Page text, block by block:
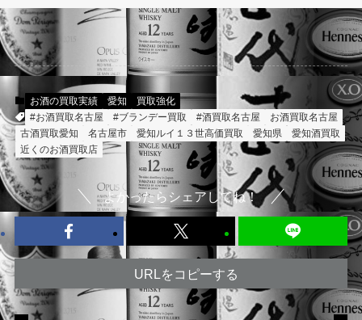
お酒の買取実績 愛知
買取強化
#お酒買取名古屋
#ブランデー買取 #酒買取名古屋
お酒買取名古屋
古酒買取愛知
名古屋市 愛知ルイ１３世高価買取 愛知県
愛知酒買取
近くのお酒買取店
よかったらシェアしてね！
URLをコピーする